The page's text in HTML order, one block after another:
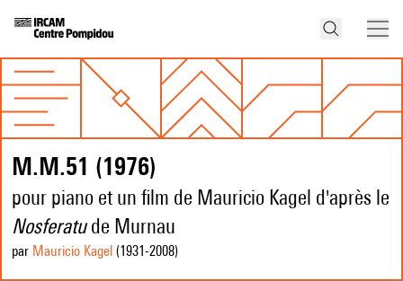
M.M.51 (1976)
pour piano et un film de Mauricio Kagel d'après le
Nosferatude Murnau
par Mauricio Kagel (1931-2008)